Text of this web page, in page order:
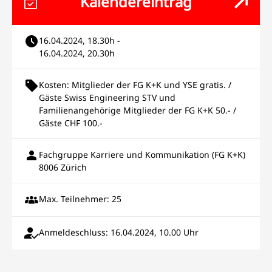
16.04.2024, 18.30h -
16.04.2024, 20.30h
Kosten: Mitglieder der FG K+K und YSE gratis. /
Gäste Swiss Engineering STV und
Familienangehörige Mitglieder der FG K+K 50.- /
Gäste CHF 100.-
Fachgruppe Karriere und Kommunikation (FG K+K)
8006 Zürich
Max. Teilnehmer: 25
Anmeldeschluss: 16.04.2024, 10.00 Uhr